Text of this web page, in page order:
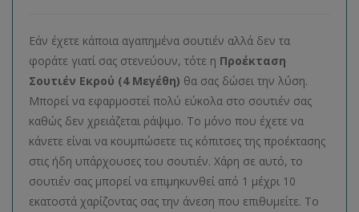
Εάν έχετε κάποια αγαπημένα σουτιέν αλλά δεν τα
φοράτε γιατί σας στενεύουν, τότε η Προέκταση
Σουτιέν Εκρού (4 Μεγέθη) θα σας δώσει την λύση.
Μπορεί να εφαρμοστεί πολύ εύκολα στο σουτιέν σας
καθώς δεν χρειάζεται ράψιμο. Το μόνο που έχετε να
κάνετε είναι να κουμπώσετε τις κόπιτσες της προέκτασης
στις ήδη υπάρχουσες του σουτιέν. Χάρη σε αυτό, το
σουτιέν σας μπορεί να επιμηκυνθεί από 1 μέχρι 10
εκατοστά χαρίζοντας σας την άνεση που επιθυμείτε. Το